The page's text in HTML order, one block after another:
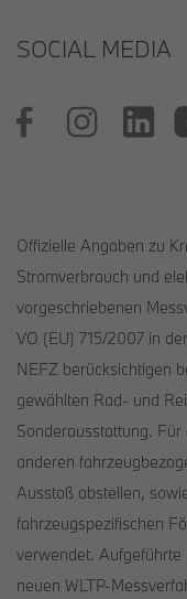
SOCIAL MEDIA
Offizielle Angaben zu
Stromverbrauch und
vorgeschriebenen
VO (EU) 715/2007 in
NEFZ berücksichtigen
gewählten Rad- und
Sonderausstattung.
anderen
Ausstoß abstellen,
fahrzeugspezifischen
verwendet. Aufgeführte
neuen WLTP-